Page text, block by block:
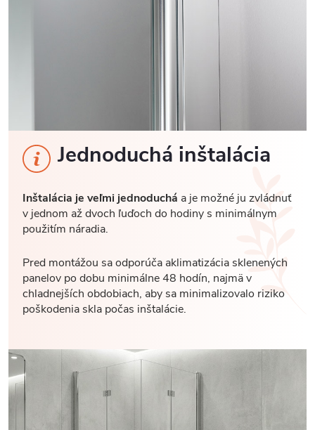
Jednoduchá inštalácia
Inštalácia je veľmi jednoduchá a je možné ju zvládnuť
v jednom až dvoch ľuďoch do hodiny s minimálnym
použitím náradia.
Pred montážou sa odporúča aklimatizácia sklenených
panelov po dobu minimálne 48 hodín, najmä v
chladnejších obdobiach, aby sa minimalizovalo riziko
poškodenia skla počas inštalácie.